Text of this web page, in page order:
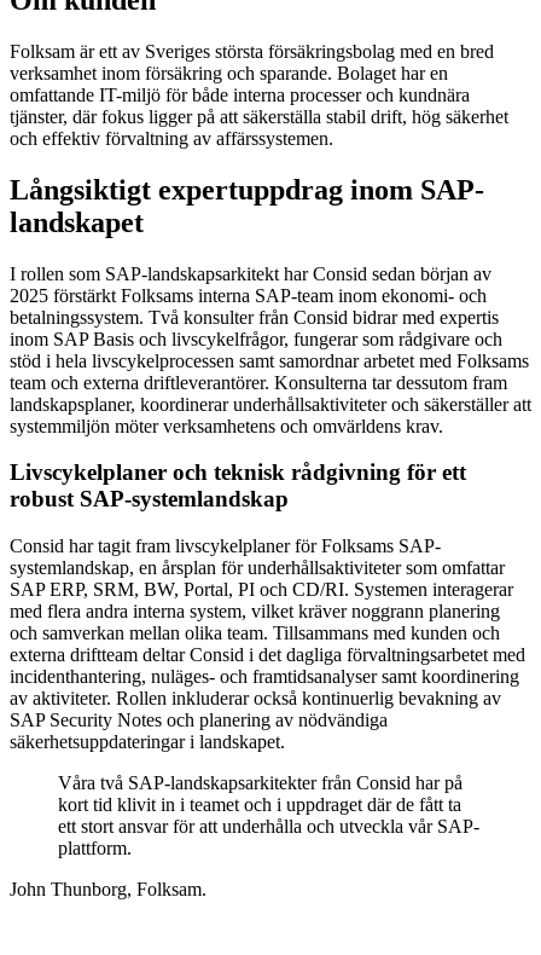
Folksam är ett av Sveriges största försäkringsbolag med en bred
verksamhet inom försäkring och sparande. Bolaget har en
omfattande IT-miljö för både interna processer och kundnära
tjänster, där fokus ligger på att säkerställa stabil drift, hög säkerhet
och effektiv förvaltning av affärssystemen.
Långsiktigt expertuppdrag inom SAP-
landskapet
I rollen som SAP-landskapsarkitekt har Consid sedan början av
2025 förstärkt Folksams interna SAP-team inom ekonomi- och
betalningssystem. Två konsulter från Consid bidrar med expertis
inom SAP Basis och livscykelfrågor, fungerar som rådgivare och
stöd i hela livscykelprocessen samt samordnar arbetet med Folksams
team och externa driftleverantörer. Konsulterna tar dessutom fram
landskapsplaner, koordinerar underhållsaktiviteter och säkerställer att
systemmiljön möter verksamhetens och omvärldens krav.
Livscykelplaner och teknisk rådgivning för ett
robust SAP-systemlandskap
Consid har tagit fram livscykelplaner för Folksams SAP-
systemlandskap, en årsplan för underhållsaktiviteter som omfattar
SAP ERP, SRM, BW, Portal, PI och CD/RI. Systemen interagerar
med flera andra interna system, vilket kräver noggrann planering
och samverkan mellan olika team. Tillsammans med kunden och
externa driftteam deltar Consid i det dagliga förvaltningsarbetet med
incidenthantering, nuläges- och framtidsanalyser samt koordinering
av aktiviteter. Rollen inkluderar också kontinuerlig bevakning av
SAP Security Notes och planering av nödvändiga
säkerhetsuppdateringar i landskapet.
Våra två SAP-landskapsarkitekter från Consid har på
kort tid klivit in i teamet och i uppdraget där de fått ta
ett stort ansvar för att underhålla och utveckla vår SAP-
plattform.
John Thunborg, Folksam.